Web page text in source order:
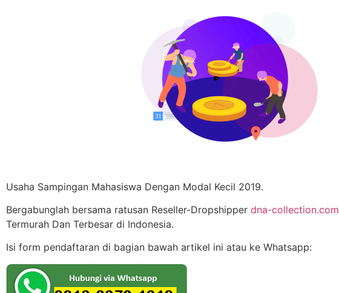
Usaha Sampingan Mahasiswa Dengan Modal Kecil 2019.
Bergabunglah bersama ratusan Reseller-Dropshipper dna-collection.com
Termurah Dan Terbesar di Indonesia.
Isi form pendaftaran di bagian bawah artikel ini atau ke Whatsapp: